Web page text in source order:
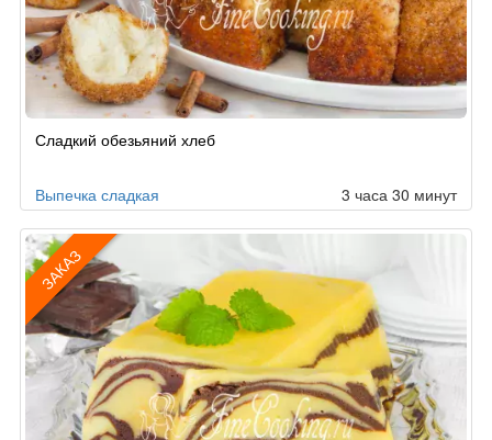
по
Сладкий обезьяний хлеб
Выпечка сладкая 3 часа 30 минут
ЗАКАЗ